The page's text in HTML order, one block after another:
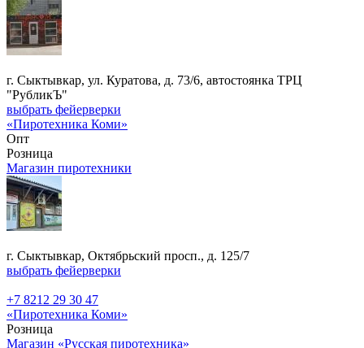
г. Сыктывкар, ул. Куратова, д. 73/6, автостоянка ТРЦ
"РубликЪ"
выбрать фейерверки
«Пиротехника Коми»
Опт
Розница
Магазин пиротехники
г. Сыктывкар, Октябрьский просп., д. 125/7
выбрать фейерверки
+7 8212 29 30 47
«Пиротехника Коми»
Розница
Магазин «Русская пиротехника»